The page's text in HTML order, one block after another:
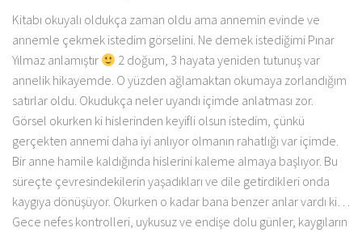
Kitabı okuyalı oldukça zaman oldu ama annemin evinde ve
annemle çekmek istedim görselini. Ne demek istediğimi Pınar
Yılmaz anlamıştır
2 doğum, 3 hayata yeniden tutunuş var
annelik hikayemde. O yüzden ağlamaktan okumaya zorlandığım
satırlar oldu. Okudukça neler uyandı içimde anlatması zor.
Görsel okurken ki hislerinden keyifli olsun istedim, çünkü
gerçekten annemi daha iyi anlıyor olmanın rahatlığı var içimde.
Bir anne hamile kaldığında hislerini kaleme almaya başlıyor. Bu
süreçte çevresindekilerin yaşadıkları ve dile getirdikleri onda
kaygıya dönüşüyor. Okurken o kadar bana benzer anlar vardı ki…
Gece nefes kontrolleri, uykusuz ve endişe dolu günler, kaygıların